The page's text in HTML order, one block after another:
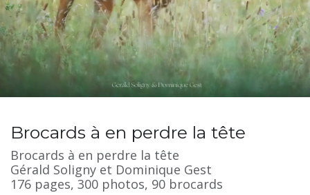
Brocards à en perdre la tête
Brocards à en perdre la tête
Gérald Soligny et Dominique Gest
176 pages, 300 photos, 90 brocards